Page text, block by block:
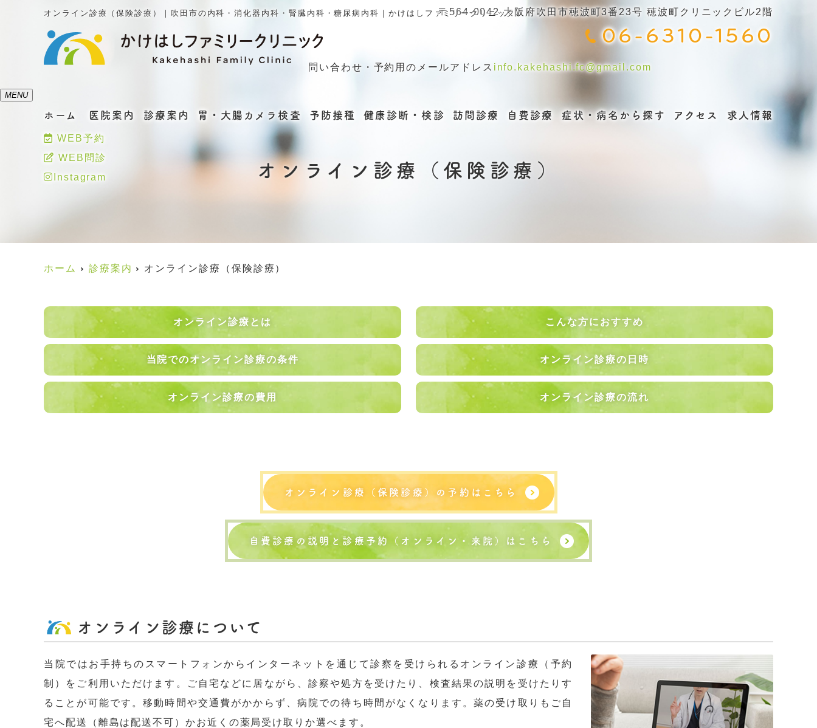
オンライン診療（保険診療）｜吹田市の内科・消化器内科・腎臓内科・糖尿病内科｜かけはしファミリークリニック〒564-0042 大阪府吹田市穂波町3番23号 穂波町クリニックビル2階
06-6310-1560
問い合わせ・予約用のメールアドレス info.kakehashi.fc@gmail.com
MENU
ホーム 医院案内 診療案内 胃・大腸カメラ検査 予防接種 健康診断・検診 訪問診療 自費診療 症状・病名から探す アクセス 求人情報
WEB予約
WEB問診
Instagram
オンライン診療（保険診療）
ホーム 診療案内 オンライン診療（保険診療）
オンライン診療とは こんな方におすすめ
当院でのオンライン診療の条件 オンライン診療の日時
オンライン診療の費用 オンライン診療の流れ
オンライン診療（保険診療）の予約はこちら
自費診療の説明と診療予約（オンライン・来院）はこちら
オンライン診療について
当院ではお手持ちのスマートフォンからインターネットを通じて診察を受けられるオンライン診療（予約
制）をご利用いただけます。ご自宅などに居ながら、診察や処方を受けたり、検査結果の説明を受けたりす
ることが可能です。移動時間や交通費がかからず、病院での待ち時間がなくなります。薬の受け取りもご自
宅へ配送（離島は配送不可）かお近くの薬局受け取りか選べます。